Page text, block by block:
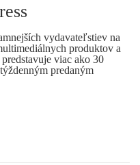
vydavateľstiev na
produktov a
viac ako 30
predaným